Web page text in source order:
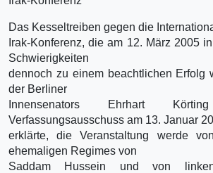
Das Kesseltreiben gegen die
Irak-Konferenz, die am 12. März 2005
Schwierigkeiten
dennoch zu einem beachtlichen Erfolg
der Berliner
Innensenators Ehrhart
Verfassungsausschuss am 13. Januar
erklärte, die Veranstaltung werde
ehemaligen Regimes von
Saddam Hussein und von linken